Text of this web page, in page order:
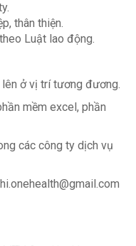
thân thiện.
Luật lao động.
ở vị trí tương đương.
mềm excel, phần
các công ty dịch vụ